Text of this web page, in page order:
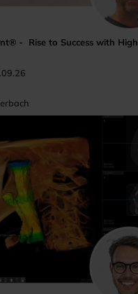
- Rise to Success with High